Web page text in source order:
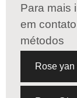
Para mais
em
métodos
Rose